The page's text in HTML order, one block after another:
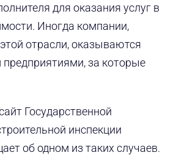
для оказания услуг в
Иногда компании,
отрасли, оказываются
предприятиями, за которые
Государственной
инспекции
об одном из таких случаев.